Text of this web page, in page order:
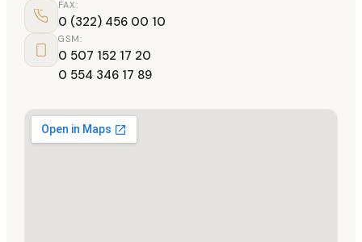
FAX:
0 (322) 456 00 10
GSM:
0 507 152 17 20
0 554 346 17 89